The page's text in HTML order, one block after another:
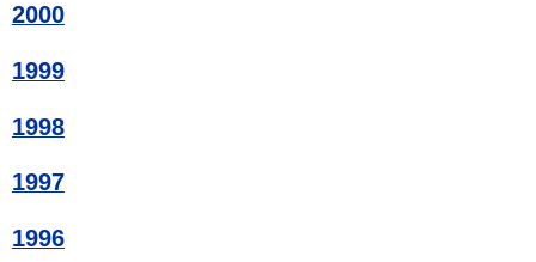
2000
1999
1998
1997
1996